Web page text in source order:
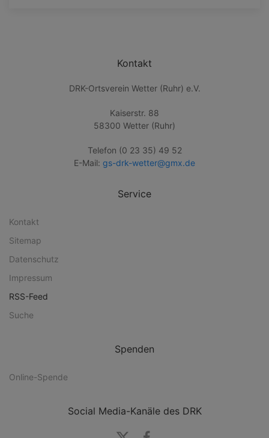
Kontakt
DRK-Ortsverein Wetter (Ruhr) e.V.
Kaiserstr. 88
58300 Wetter (Ruhr)
Telefon (0 23 35) 49 52
E-Mail: gs-drk-wetter@gmx.de
Service
Kontakt
Sitemap
Datenschutz
Impressum
RSS-Feed
Suche
Spenden
Online-Spende
Social Media-Kanäle des DRK